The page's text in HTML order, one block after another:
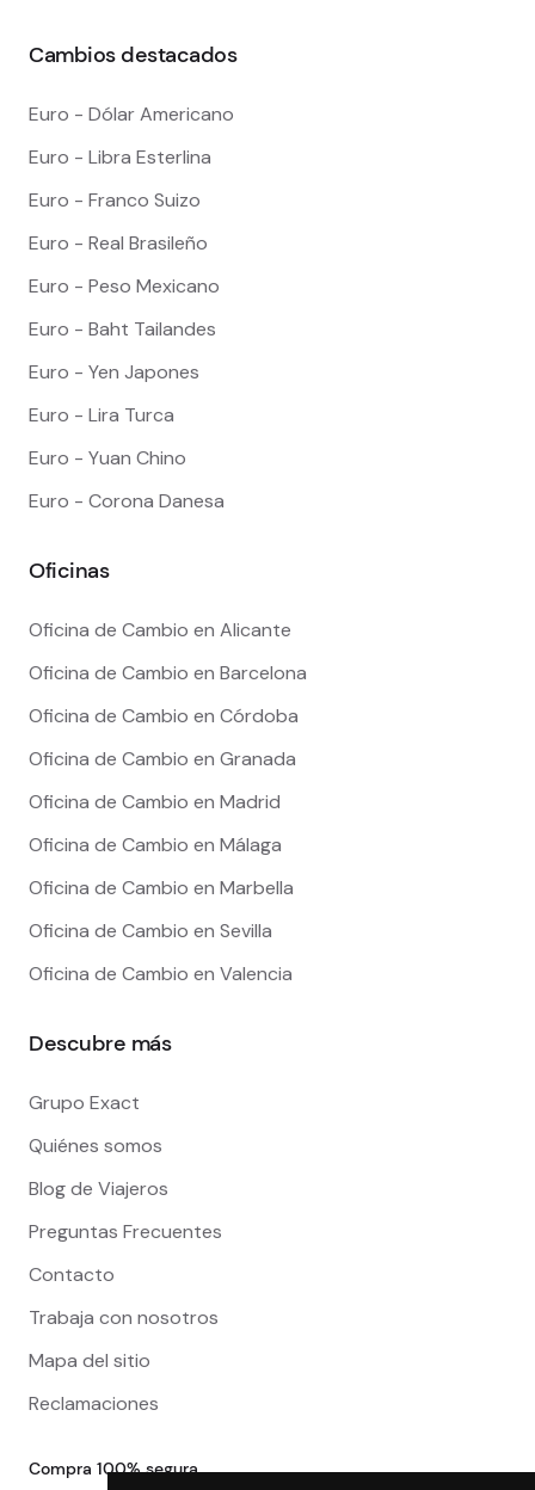
Cambios destacados
Euro - Dólar Americano
Euro - Libra Esterlina
Euro - Franco Suizo
Euro - Real Brasileño
Euro - Peso Mexicano
Euro - Baht Tailandes
Euro - Yen Japones
Euro - Lira Turca
Euro - Yuan Chino
Euro - Corona Danesa
Oficinas
Oficina de Cambio en Alicante
Oficina de Cambio en Barcelona
Oficina de Cambio en Córdoba
Oficina de Cambio en Granada
Oficina de Cambio en Madrid
Oficina de Cambio en Málaga
Oficina de Cambio en Marbella
Oficina de Cambio en Sevilla
Oficina de Cambio en Valencia
Descubre más
Grupo Exact
Quiénes somos
Blog de Viajeros
Preguntas Frecuentes
Contacto
Trabaja con nosotros
Mapa del sitio
Reclamaciones
Compra 100% segura